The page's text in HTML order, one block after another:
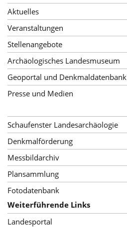
Aktuelles
Veranstaltungen
Stellenangebote
Archäologisches Landesmuseum
Geoportal und Denkmaldatenbank
Presse und Medien
Schaufenster Landesarchäologie
Denkmalförderung
Messbildarchiv
Plansammlung
Fotodatenbank
Weiterführende Links
Landesportal